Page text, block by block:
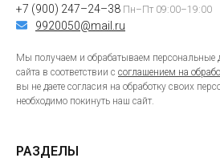
+7 (900) 247–24–38 Пн–Пт 09:00–19:00
9920050@mail.ru
Мы получаем и обрабатываем персональные
сайта в соответствии с соглашением на
вы не даете согласия на обработку своих
необходимо покинуть наш сайт.
РАЗДЕЛЫ